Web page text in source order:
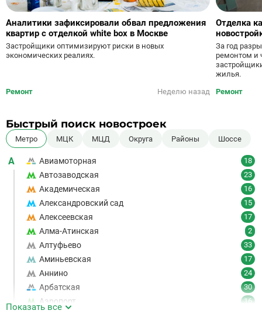
Аналитики зафиксировали обвал предложения
квартир с отделкой white box в Москве
Застройщики оптимизируют риски в новых
экономических реалиях.
Ремонт Неделю назад
Отделка
За год
ремонтом и
жилья.
Ремонт
Быстрый поиск новостроек
Метро МЦК МЦД Округа Районы Шоссе
А Авиамоторная 18
Автозаводская 23
Академическая 16
Александровский сад 15
Алексеевская 17
Алма-Атинская 2
Алтуфьево 33
Аминьевская 17
Аннино 24
Арбатская 30
Аэропорт 16
Показать все